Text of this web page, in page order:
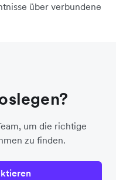
über verbundene
um die richtige
zu finden.